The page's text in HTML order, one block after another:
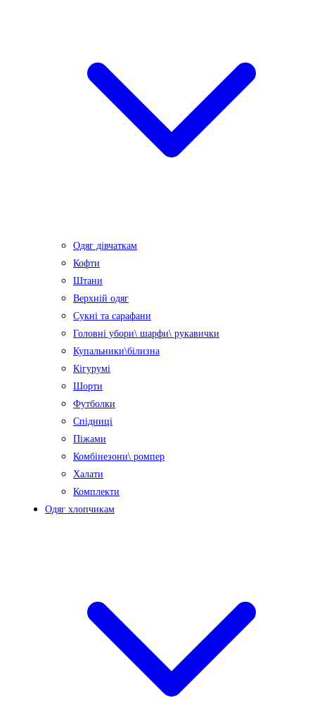
Одяг дівчаткам
Кофти
Штани
Верхній одяг
Сукні та сарафани
Головні убори\ шарфи\ рукавички
Купальники\білизна
Кігурумі
Шорти
Футболки
Спідниці
Піжами
Комбінезони\ ромпер
Халати
Комплекти
Одяг хлопчикам